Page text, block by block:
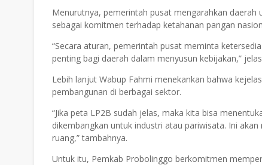
Menurutnya, pemerintah pusat mengarahkan
sebagai komitmen terhadap ketahanan pangan
“Secara aturan, pemerintah pusat meminta
penting bagi daerah dalam menyusun kebijakan,”
Lebih lanjut Wabup Fahmi menekankan bahwa
pembangunan di berbagai sektor.
“Jika peta LP2B sudah jelas, maka kita bisa
dikembangkan untuk industri atau pariwisata. Ini
ruang,” tambahnya.
Untuk itu, Pemkab Probolinggo berkomitmen